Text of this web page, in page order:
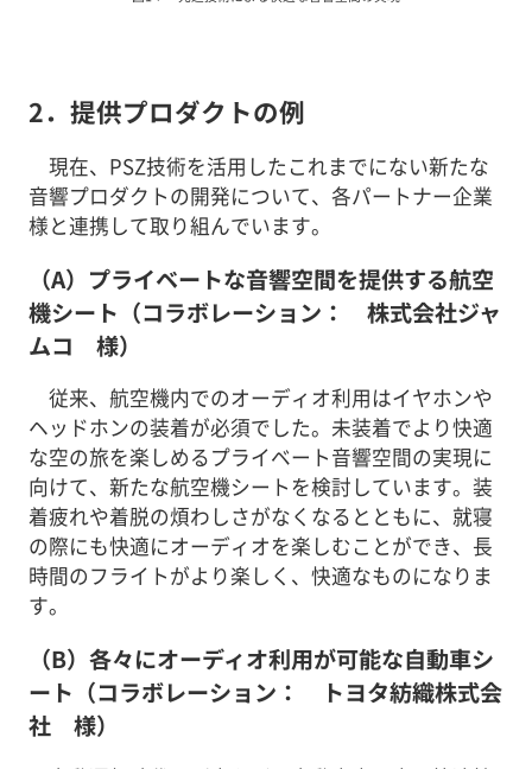
2．提供プロダクトの例
現在、PSZ技術を活用したこれまでにない新たな
音響プロダクトの開発について、各パートナー企業
様と連携して取り組んでいます。
（A）プライベートな音響空間を提供する航空
機シート（コラボレーション： 株式会社ジャ
ムコ 様）
従来、航空機内でのオーディオ利用はイヤホンや
ヘッドホンの装着が必須でした。未装着でより快適
な空の旅を楽しめるプライベート音響空間の実現に
向けて、新たな航空機シートを検討しています。装
着疲れや着脱の煩わしさがなくなるとともに、就寝
の際にも快適にオーディオを楽しむことができ、長
時間のフライトがより楽しく、快適なものになりま
す。
（B）各々にオーディオ利用が可能な自動車シ
ート（コラボレーション： トヨタ紡織株式会
社 様）